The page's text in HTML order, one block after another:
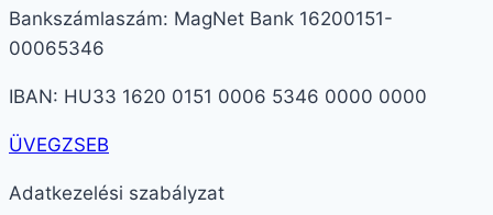
Bankszámlaszám: MagNet Bank 16200151-
00065346
IBAN: HU33 1620 0151 0006 5346 0000 0000
ÜVEGZSEB
Adatkezelési szabályzat